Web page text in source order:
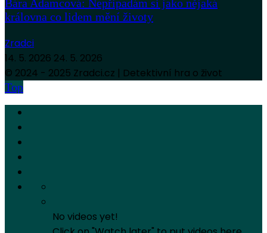
Bára Adamcová: Nepřipadám si jako nějaká
královna co lidem mění životy
Zradci
14. 5. 2026 24. 5. 2026
© 2024 - 2025 Zradci.cz | Detektivní hra o život
Top
No videos yet!